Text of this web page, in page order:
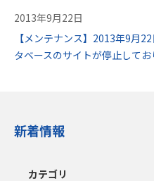
2013年9月22日
【メンテナンス】2013年9月
タベースのサイトが停止してお
新着情報
カテゴリ